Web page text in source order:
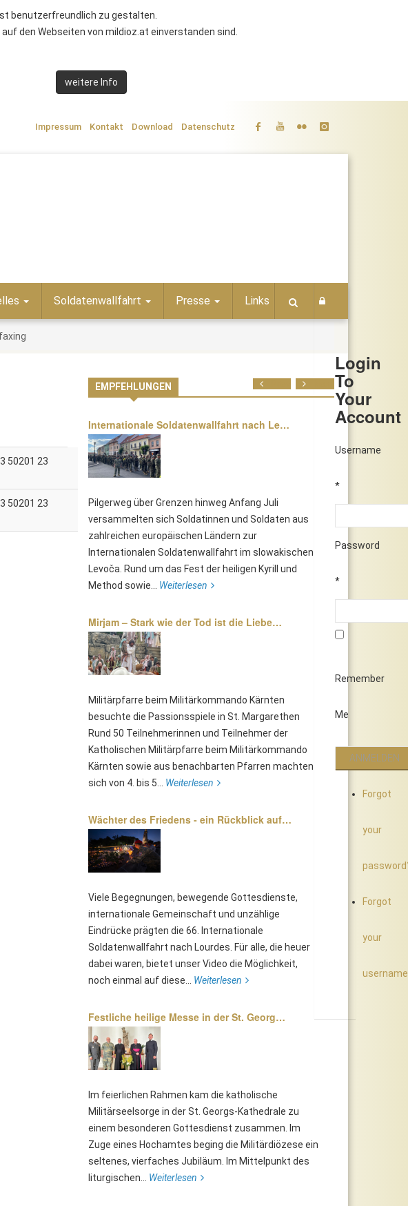
benutzerfreundlich zu gestalten.
den Webseiten von mildioz.at einverstanden sind.
weitere Info
Impressum Kontakt Download Datenschutz
Login
To
Your
Account
Username
*
Password
*
Remember
Me
Forgot
your
Forgot
your
Soldatenwallfahrt Presse Links
50201 23
50201 23
EMPFEHLUNGEN
Internationale Soldatenwallfahrt nach Le…
Pilgerweg über Grenzen hinweg Anfang Juli
versammelten sich Soldatinnen und Soldaten aus
zahlreichen europäischen Ländern zur
Internationalen Soldatenwallfahrt im slowakischen
Levoča. Rund um das Fest der heiligen Kyrill und
Method sowie... Weiterlesen
Mirjam – Stark wie der Tod ist die Liebe…
Militärpfarre beim Militärkommando Kärnten
besuchte die Passionsspiele in St. Margarethen
Rund 50 Teilnehmerinnen und Teilnehmer der
Katholischen Militärpfarre beim Militärkommando
Kärnten sowie aus benachbarten Pfarren machten
sich von 4. bis 5... Weiterlesen
Wächter des Friedens - ein Rückblick auf…
Viele Begegnungen, bewegende Gottesdienste,
internationale Gemeinschaft und unzählige
Eindrücke prägten die 66. Internationale
Soldatenwallfahrt nach Lourdes. Für alle, die heuer
dabei waren, bietet unser Video die Möglichkeit,
noch einmal auf diese... Weiterlesen
Festliche heilige Messe in der St. Georg…
Im feierlichen Rahmen kam die katholische
Militärseelsorge in der St. Georgs-Kathedrale zu
einem besonderen Gottesdienst zusammen. Im
Zuge eines Hochamtes beging die Militärdiözese ein
seltenes, vierfaches Jubiläum. Im Mittelpunkt des
liturgischen... Weiterlesen